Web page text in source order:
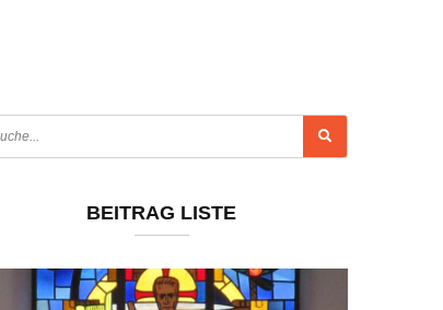
BEITRAG LISTE